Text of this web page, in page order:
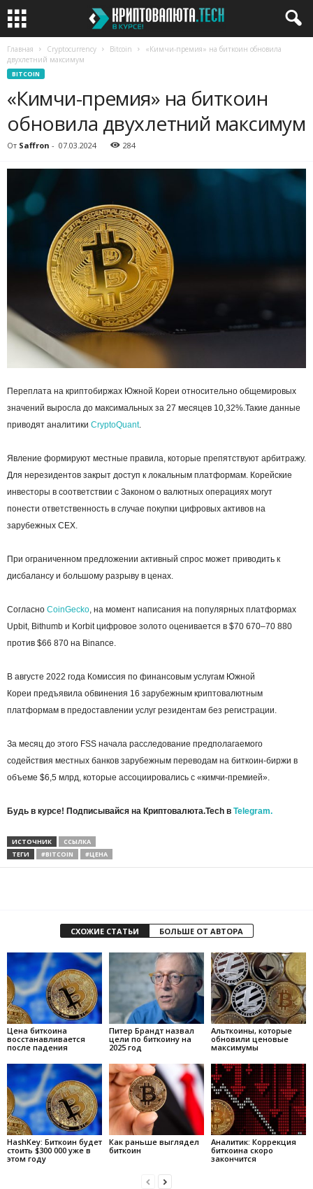
Главная Cryptocurrency Bitcoin
«Кимчи-премия» на биткоин обновила
двухлетний максимум
BITCOIN
«Кимчи-премия» на биткоин
обновила двухлетний максимум
От Saffron - 07.03.2024 284
Переплата на криптобиржах Южной Кореи относительно общемировых
значений выросла до максимальных за 27 месяцев 10,32%.Такие данные
приводят аналитики CryptoQuant.
Явление формируют местные правила, которые препятствуют арбитражу.
Для нерезидентов закрыт доступ к локальным платформам. Корейские
инвесторы в соответствии с Законом о валютных операциях могут
понести ответственность в случае покупки цифровых активов на
зарубежных СEX.
При ограниченном предложении активный спрос может приводить к
дисбалансу и большому разрыву в ценах.
Согласно CoinGecko, на момент написания на популярных платформах
Upbit, Bithumb и Korbit цифровое золото оценивается в $70 670–70 880
против $66 870 на Binance.
В августе 2022 года Комиссия по финансовым услугам Южной
Кореи предъявила обвинения 16 зарубежным криптовалютным
платформам в предоставлении услуг резидентам без регистрации.
За месяц до этого FSS начала расследование предполагаемого
содействия местных банков зарубежным переводам на биткоин-биржи в
объеме $6,5 млрд, которые ассоциировались с «кимчи-премией».
Будь в курсе! Подписывайся на Криптовалюта.Tech в Telegram.
ИСТОЧНИК
ССЫЛКА
ТЕГИ
#BITCOIN #ЦЕНА
СХОЖИЕ СТАТЬИ БОЛЬШЕ ОТ АВТОРА
Цена биткоина
восстанавливается
после падения
Питер Брандт назвал
цели по биткоину на
2025 год
Альткоины, которые
обновили ценовые
максимумы
HashKey: Биткоин будет
стоить $300 000 уже в
этом году
Как раньше выглядел
биткоин
Аналитик: Коррекция
биткоина скоро
закончится